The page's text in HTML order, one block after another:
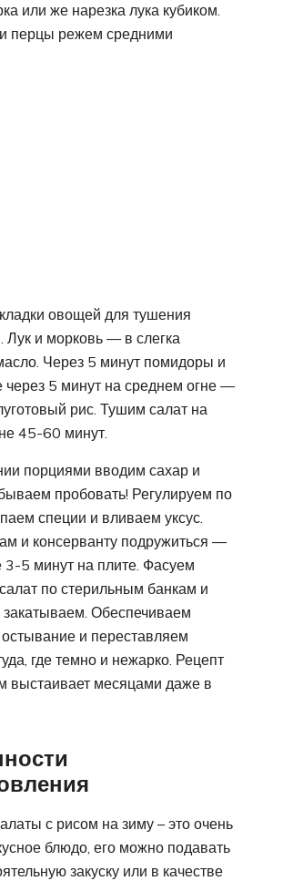
или же нарезка лука кубиком.
перцы режем средними
овощей для тушения
Лук и морковь — в слегка
Через 5 минут помидоры и
5 минут на среднем огне —
рис. Тушим салат на
45-60 минут.
порциями вводим сахар и
пробовать! Регулируем по
специи и вливаем уксус.
и консерванту подружиться —
5 минут на плите. Фасуем
по стерильным банкам и
закатываем. Обеспечиваем
и переставляем
где темно и нежарко. Рецепт
выстаивает месяцами даже в
с рисом на зиму – это очень
блюдо, его можно подавать
закуску или в качестве